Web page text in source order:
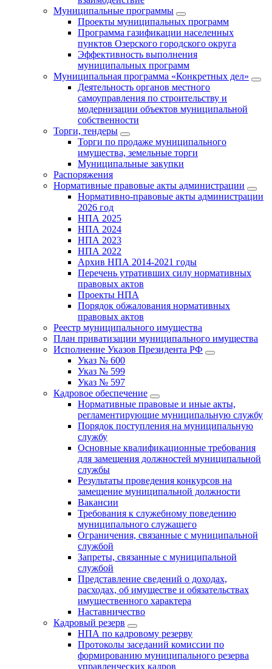
Муниципальные программы
Проекты муниципальных программ
Программа газификации населенных
пунктов Озерского городского округа
Эффективность выполнения
муниципальных программ
Муниципальная программа «Конкретных дел»
Деятельность органов местного
самоуправления по строительству и
модернизации объектов муниципальной
собственности
Торги, тендеры
Торги по продаже муниципального
имущества, земельные торги
Муниципальные закупки
Распоряжения
Нормативные правовые акты администрации
Нормативно-правовые акты администрации
2026 год
НПА 2025
НПА 2024
НПА 2023
НПА 2022
Архив НПА 2014-2021 годы
Перечень утративших силу нормативных
правовых актов
Проекты НПА
Порядок обжалования нормативных
правовых актов
Реестр муниципального имущества
План приватизации муниципального имущества
Исполнение Указов Президента РФ
Указ № 600
Указ № 599
Указ № 597
Кадровое обеспечение
Нормативные правовые и иные акты,
регламентирующие муниципальную службу
Порядок поступления на муниципальную
службу
Основные квалификационные требования
для замещения должностей муниципальной
службы
Результаты проведения конкурсов на
замещение муниципальной должности
Вакансии
Требования к служебному поведению
муниципального служащего
Ограничения, связанные с муниципальной
службой
Запреты, связанные с муниципальной
службой
Представление сведений о доходах,
расходах, об имуществе и обязательствах
имущественного характера
Наставничество
Кадровый резерв
НПА по кадровому резерву
Протоколы заседаний комиссии по
формированию муниципального резерва
управленческих кадров